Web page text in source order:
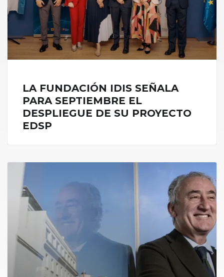
LA FUNDACIÓN IDIS SEÑALA
PARA SEPTIEMBRE EL
DESPLIEGUE DE SU PROYECTO
EDSP